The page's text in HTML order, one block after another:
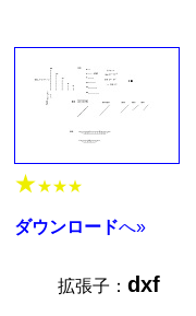
★★★★
ダウンロードへ»
拡張子：dxf